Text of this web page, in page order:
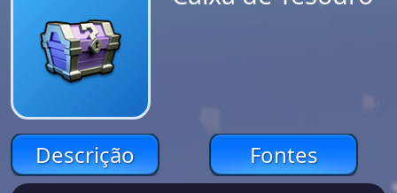
Descrição Fontes